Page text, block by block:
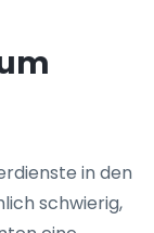
in den
schwierig,